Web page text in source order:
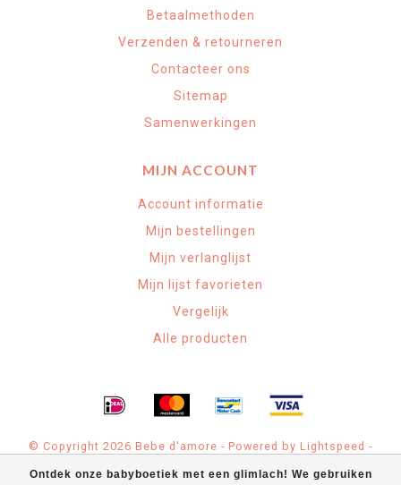
Ontdek onze babyboetiek met een glimlach! We gebruiken
Betaalmethoden
Verzenden & retourneren
Contacteer ons
Sitemap
Samenwerkingen
MIJN ACCOUNT
Account informatie
Mijn bestellingen
Mijn verlanglijst
Mijn lijst favorieten
Vergelijk
Alle producten
© Copyright 2026 Bebe d'amore - Powered by Lightspeed -